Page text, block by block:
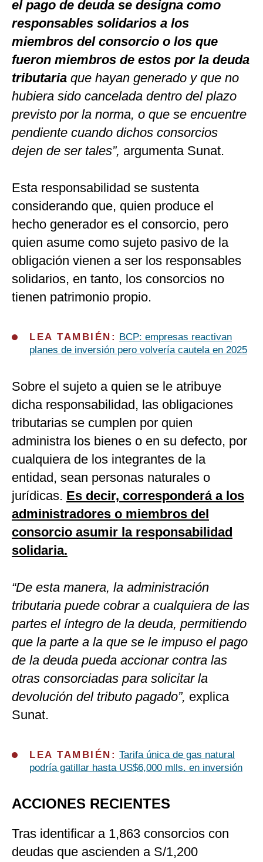
el pago de deuda se designa como
responsables solidarios a los
miembros del consorcio o los que
fueron miembros de estos por la deuda
tributaria que hayan generado y que no
hubiera sido cancelada dentro del plazo
previsto por la norma, o que se encuentre
pendiente cuando dichos consorcios
dejen de ser tales”, argumenta Sunat.
Esta responsabilidad se sustenta
considerando que, quien produce el
hecho generador es el consorcio, pero
quien asume como sujeto pasivo de la
obligación vienen a ser los responsables
solidarios, en tanto, los consorcios no
tienen patrimonio propio.
LEA TAMBIÉN:
BCP: empresas reactivan
planes de inversión pero volvería cautela en 2025
Sobre el sujeto a quien se le atribuye
dicha responsabilidad, las obligaciones
tributarias se cumplen por quien
administra los bienes o en su defecto, por
cualquiera de los integrantes de la
entidad, sean personas naturales o
jurídicas. Es decir, corresponderá a los
administradores o miembros del
consorcio asumir la responsabilidad
solidaria.
“De esta manera, la administración
tributaria puede cobrar a cualquiera de las
partes el íntegro de la deuda, permitiendo
que la parte a la que se le impuso el pago
de la deuda pueda accionar contra las
otras consorciadas para solicitar la
devolución del tributo pagado”, explica
Sunat.
LEA TAMBIÉN: Tarifa única de gas natural
podría gatillar hasta US$6,000 mlls. en inversión
ACCIONES RECIENTES
Tras identificar a 1,863 consorcios con
deudas que ascienden a S/1,200